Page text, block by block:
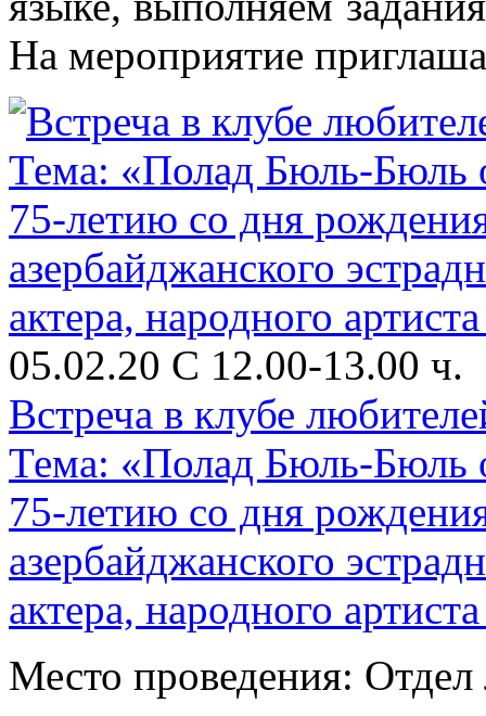
На мероприятие
05.02.20 С 12.00-13.00 ч.
Встреча в клубе
Тема: «Полад Бюль-Бюль
75-летию со дня
азербайджанского
актера, народного
Место проведения: Отдел